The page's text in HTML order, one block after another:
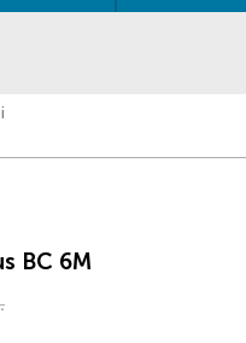
BC 6M